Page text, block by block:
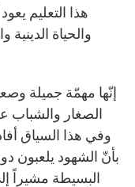
هذا التعليم
والحياة الدينية
إنّها مهمّة جميلة
الصغار والشباب
وفي هذا السياق
بأنّ الشهود يلعبون
البسيطة مشيراً